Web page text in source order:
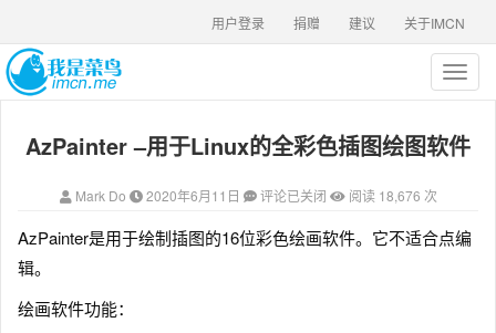
关于IMCN
建议
捐赠
用户登录
T
o
g
l
a
v
AzPainter –用于Linux的全彩色插图绘图软件
Mark Do 2020年6月11日 评论已关闭 阅读 18,676 次
AzPainter是用于绘制插图的16位彩色绘画软件。它不适合点编
辑。
绘画软件功能：